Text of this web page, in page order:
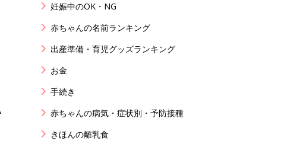
妊娠中のOK・NG
赤ちゃんの名前ランキング
出産準備・育児グッズランキング
お金
手続き
赤ちゃんの病気・症状別・予防接種
きほんの離乳食